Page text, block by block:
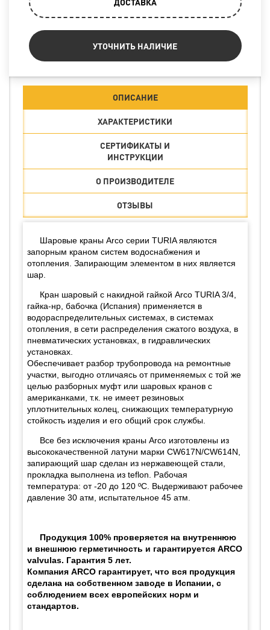
УТОЧНИТЬ НАЛИЧИЕ
ОПИСАНИЕ
ХАРАКТЕРИСТИКИ
СЕРТИФИКАТЫ И
ИНСТРУКЦИИ
О ПРОИЗВОДИТЕЛЕ
ОТЗЫВЫ
Шаровые краны Arco серии TURIA являются
запорным краном систем водоснабжения и
отопления. Запирающим элементом в них является
шар.
Кран шаровый с накидной гайкой Arco TURIA 3/4,
гайка-нр, бабочка (Испания) применяется в
водораспределительных системах, в системах
отопления, в сети распределения сжатого воздуха, в
пневматических установках, в гидравлических
установках.
Обеспечивает разбор трубопровода на ремонтные
участки, выгодно отличаясь от применяемых с той же
целью разборных муфт или шаровых кранов с
американками, т.к. не имеет резиновых
уплотнительных колец, снижающих температурную
стойкость изделия и его общий срок службы.
Все без исключения краны Arco изготовлены из
высококачественной латуни марки CW617N/CW614N,
запирающий шар сделан из нержавеющей стали,
прокладка выполнена из teflon. Рабочая
температура: от -20 до 120 ºС. Выдерживают рабочее
давление 30 атм, испытательное 45 атм.
Продукция 100% проверяется на внутреннюю
и внешнюю герметичность и гарантируется ARCO
valvulas. Гарантия 5 лет.
Компания ARCO гарантирует, что вся продукция
сделана на собственном заводе в Испании, с
соблюдением всех европейских норм и
стандартов.